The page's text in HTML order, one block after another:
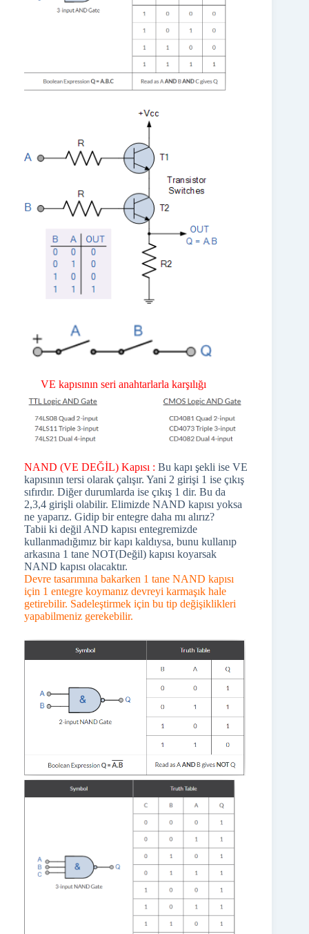
VE kapısının seri anahtarlarla karşılığı
NAND (VE DEĞİL) Kapısı : Bu kapı şekli ise VE
kapısının tersi olarak çalışır. Yani 2 girişi 1 ise çıkış
sıfırdır. Diğer durumlarda ise çıkış 1 dir. Bu da
2,3,4 girişli olabilir. Elimizde NAND kapısı yoksa
ne yaparız. Gidip bir entegre daha mı alırız?
Tabii ki değil AND kapısı entegremizde
kullanmadığımız bir kapı kaldıysa, bunu kullanıp
arkasına 1 tane NOT(Değil) kapısı koyarsak
NAND kapısı olacaktır.
Devre tasarımına bakarken 1 tane NAND kapısı
için 1 entegre koymanız devreyi karmaşık hale
getirebilir. Sadeleştirmek için bu tip değişiklikleri
yapabilmeniz gerekebilir.